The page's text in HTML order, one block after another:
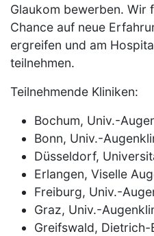
Glaukom bewerben. Wir
Chance auf neue
ergreifen und am
teilnehmen.
Teilnehmende Kliniken:
Bochum, Univ.-
Bonn, Univ.-
Düsseldorf,
Erlangen, Viselle
Freiburg, Univ.-
Graz, Univ.-
Greifswald,